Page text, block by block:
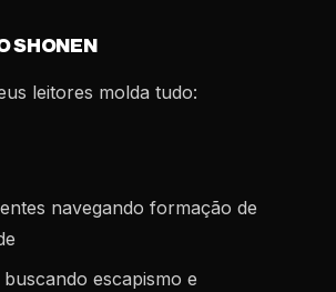
SHONEN
leitores molda tudo:
navegando formação de
buscando escapismo e